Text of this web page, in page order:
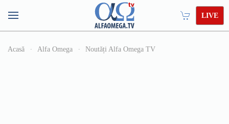
LIVE
Acasă Alfa Omega Noutăți Alfa Omega TV